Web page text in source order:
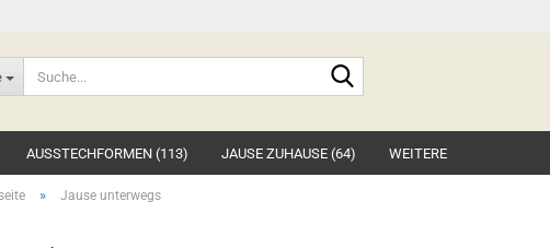
AUSSTECHFORMEN (113) JAUSE ZUHAUSE (64) WEITERE
» Jause unterwegs